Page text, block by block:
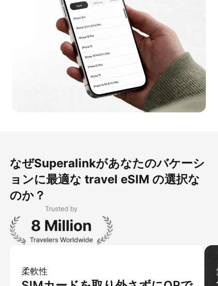
なぜSuperalinkがあなたのバケーシ
ョンに最適な travel eSIM の選択な
のか？
柔軟性